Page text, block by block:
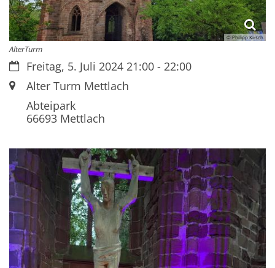
© Philipp Kirsch
AlterTurm
Datum:Freitag, 5. Juli 2024 21:00 - 22:00
Ort:Alter Turm Mettlach
Abteipark
66693Mettlach